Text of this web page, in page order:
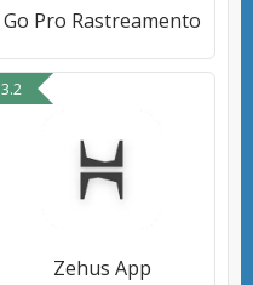
Go Pro Rastreamento
3.2
Zehus App